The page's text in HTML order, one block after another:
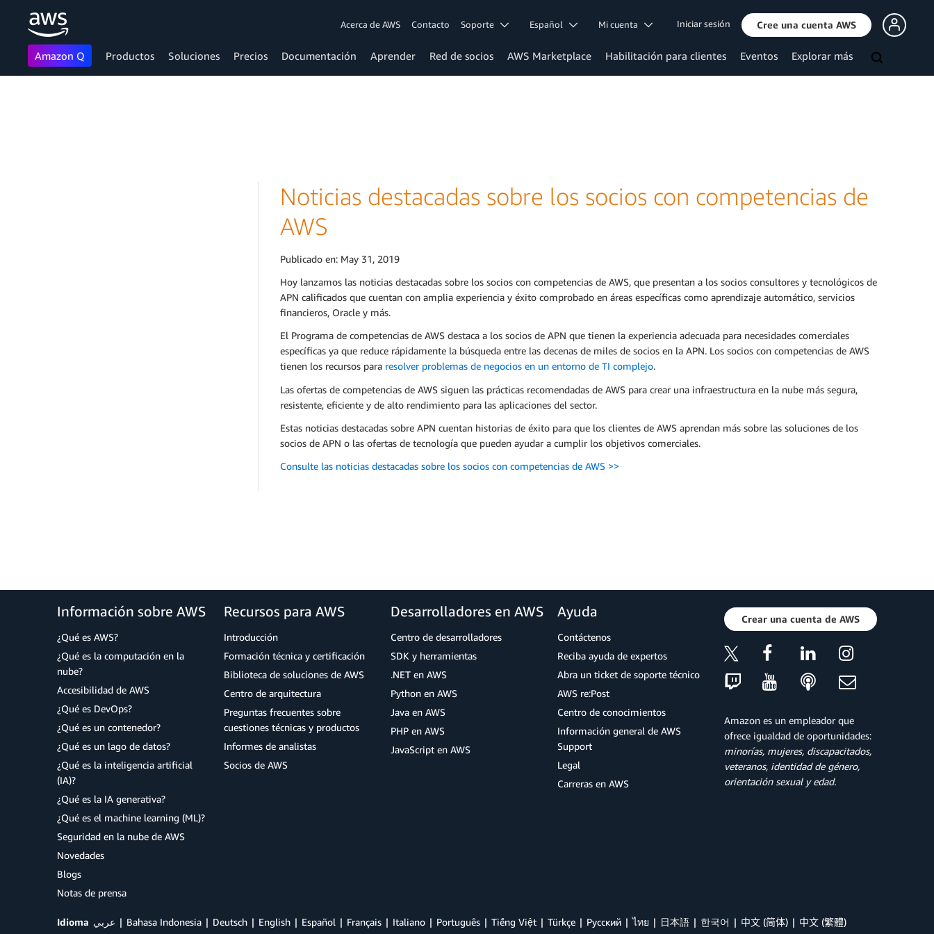
Acerca de AWS Contacto Soporte Español Mi cuenta Iniciar sesión Cree una cuenta AWS
Amazon Q Productos Soluciones Precios Documentación Aprender Red de socios AWS Marketplace Habilitación para clientes Eventos Explorar más
Noticias destacadas sobre los socios con competencias de
AWS
Publicado en: May 31, 2019
Hoy lanzamos las noticias destacadas sobre los socios con competencias de AWS, que presentan a los socios consultores y tecnológicos de
APN calificados que cuentan con amplia experiencia y éxito comprobado en áreas específicas como aprendizaje automático, servicios
financieros, Oracle y más.
El Programa de competencias de AWS destaca a los socios de APN que tienen la experiencia adecuada para necesidades comerciales
específicas ya que reduce rápidamente la búsqueda entre las decenas de miles de socios en la APN. Los socios con competencias de AWS
tienen los recursos para resolver problemas de negocios en un entorno de TI complejo.
Las ofertas de competencias de AWS siguen las prácticas recomendadas de AWS para crear una infraestructura en la nube más segura,
resistente, eficiente y de alto rendimiento para las aplicaciones del sector.
Estas noticias destacadas sobre APN cuentan historias de éxito para que los clientes de AWS aprendan más sobre las soluciones de los
socios de APN o las ofertas de tecnología que pueden ayudar a cumplir los objetivos comerciales.
Consulte las noticias destacadas sobre los socios con competencias de AWS >>
Información sobre AWS
¿Qué es AWS?
¿Qué es la computación en la
nube?
Accesibilidad de AWS
¿Qué es DevOps?
¿Qué es un contenedor?
¿Qué es un lago de datos?
¿Qué es la inteligencia artificial
(IA)?
¿Qué es la IA generativa?
¿Qué es el machine learning (ML)?
Seguridad en la nube de AWS
Novedades
Blogs
Notas de prensa
Recursos para AWS
Introducción
Formación técnica y certificación
Biblioteca de soluciones de AWS
Centro de arquitectura
Preguntas frecuentes sobre
cuestiones técnicas y productos
Informes de analistas
Socios de AWS
Desarrolladores en AWS
Centro de desarrolladores
SDK y herramientas
.NET en AWS
Python en AWS
Java en AWS
PHP en AWS
JavaScript en AWS
Ayuda
Contáctenos
Reciba ayuda de expertos
Abra un ticket de soporte técnico
AWS re:Post
Centro de conocimientos
Información general de AWS
Support
Legal
Carreras en AWS
Crear una cuenta de AWS
Amazon es un empleador que
ofrece igualdad de oportunidades:
minorías, mujeres, discapacitados,
veteranos, identidad de género,
orientación sexual y edad.
Idioma عربي Bahasa Indonesia Deutsch English Español Français Italiano Português Tiếng Việt Türkçe Ρусский ไทย 日本語 한국어 中文 (简体) 中文 (繁體)